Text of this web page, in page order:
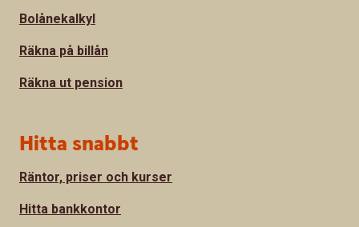
Bolånekalkyl
Räkna på billån
Räkna ut pension
Hitta snabbt
Räntor, priser och kurser
Hitta bankkontor